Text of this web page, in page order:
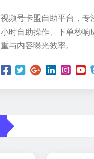
视频号卡盟自助平台，
小时自助操作、下单秒
重与内容曝光效率。